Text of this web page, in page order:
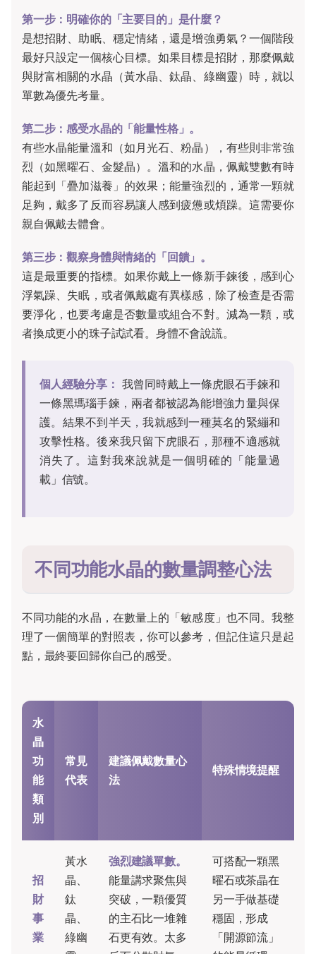
第一步：明確你的「主要目的」是什麼？
是想招財、助眠、穩定情緒，還是增強勇氣？一個階段
最好只設定一個核心目標。如果目標是招財，那麼佩戴
與財富相關的水晶（黃水晶、鈦晶、綠幽靈）時，就以
單數為優先考量。
第二步：感受水晶的「能量性格」。
有些水晶能量溫和（如月光石、粉晶），有些則非常強
烈（如黑曜石、金髮晶）。溫和的水晶，佩戴雙數有時
能起到「疊加滋養」的效果；能量強烈的，通常一顆就
足夠，戴多了反而容易讓人感到疲憊或煩躁。這需要你
親自佩戴去體會。
第三步：觀察身體與情緒的「回饋」。
這是最重要的指標。如果你戴上一條新手鍊後，感到心
浮氣躁、失眠，或者佩戴處有異樣感，除了檢查是否需
要淨化，也要考慮是否數量或組合不對。減為一顆，或
者換成更小的珠子試試看。身體不會說謊。
個人經驗分享： 我曾同時戴上一條虎眼石手鍊和
一條黑瑪瑙手鍊，兩者都被認為能增強力量與保
護。結果不到半天，我就感到一種莫名的緊繃和
攻擊性格。後來我只留下虎眼石，那種不適感就
消失了。這對我來說就是一個明確的「能量過
載」信號。
不同功能水晶的數量調整心法
不同功能的水晶，在數量上的「敏感度」也不同。我整
理了一個簡單的對照表，你可以參考，但記住這只是起
點，最終要回歸你自己的感受。
水
晶
功
能
類
別
常見
代表
建議佩戴數量心
法
特殊情境提醒
招
財
事
業
黃水
晶、
鈦
晶、
綠幽
強烈建議單數。
能量講求聚焦與
突破，一顆優質
的主石比一堆雜
石更有效。太多
可搭配一顆黑
曜石或茶晶在
另一手做基礎
穩固，形成
「開源節流」